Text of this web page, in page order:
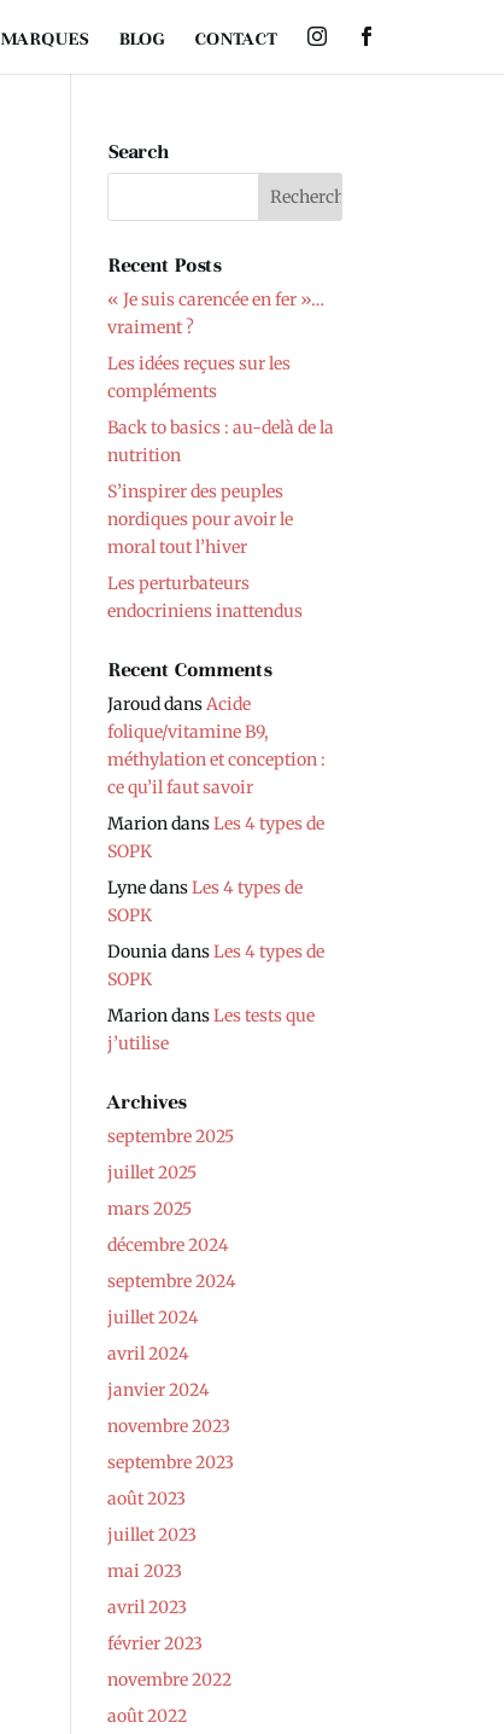
MARQUES BLOG CONTACT
Search
Recent Posts
« Je suis carencée en fer »…
vraiment ?
Les idées reçues sur les
compléments
Back to basics : au-delà de la
nutrition
S’inspirer des peuples
nordiques pour avoir le
moral tout l’hiver
Les perturbateurs
endocriniens inattendus
Recent Comments
Jarouddans Acide
folique/vitamine B9,
méthylation et conception :
ce qu’il faut savoir
Marion dansLes 4 types de
SOPK
LynedansLes 4 types de
SOPK
Dounia dansLes 4 types de
SOPK
Marion dansLes tests que
j’utilise
Archives
septembre 2025
juillet 2025
mars 2025
décembre 2024
septembre 2024
juillet 2024
avril 2024
janvier 2024
novembre 2023
septembre 2023
août 2023
juillet 2023
mai 2023
avril 2023
février 2023
novembre 2022
août 2022